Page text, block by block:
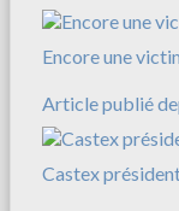
Encore une
Article publié
Castex